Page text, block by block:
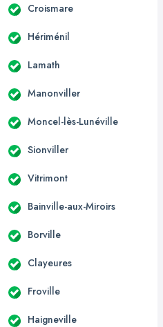
Croismare
Hériménil
Lamath
Manonviller
Moncel-lès-Lunéville
Sionviller
Vitrimont
Bainville-aux-Miroirs
Borville
Clayeures
Froville
Haigneville